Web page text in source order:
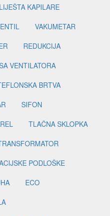
KAPILARE
VAKUMETAR
REDUKCIJA
VENTILATORA
BRTVA
SIFON
TLAČNA SKLOPKA
PODLOŠKE
ECO